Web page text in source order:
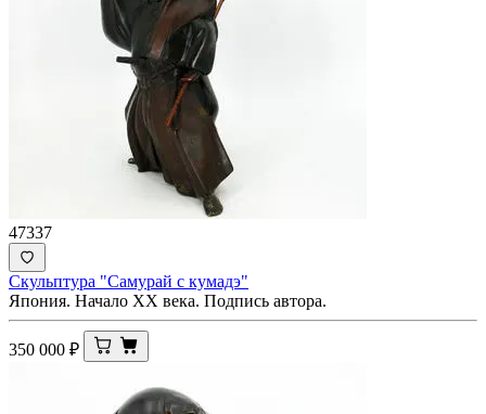
47337
Скульптура "Самурай с кумадэ"
Япония. Начало ХХ века. Подпись автора.
350 000 ₽